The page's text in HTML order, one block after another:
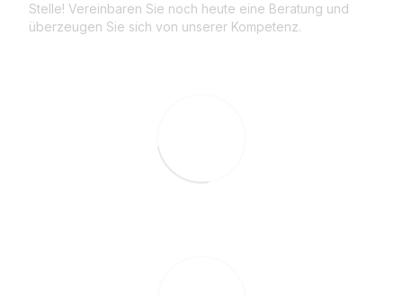
Stelle! Vereinbaren Sie noch heute eine Beratung und
überzeugen Sie sich von unserer Kompetenz.